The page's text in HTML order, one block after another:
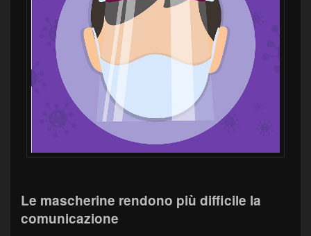
Le mascherine rendono più difficile la
comunicazione